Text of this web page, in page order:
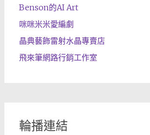
Benson的AI Art
咪咪米米愛編劇
晶典藝飾雷射水晶專賣店
飛來筆網路行銷工作室
輪播連結